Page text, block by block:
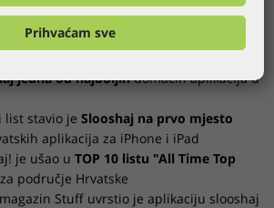
jedna od najboljihdomaćih aplikacija u
list stavio je Slooshaj na prvo mjesto
aplikacija za iPhone i iPad
je ušao u TOP 10 listu "All Time Top
za područje Hrvatske
Stuff uvrstio je aplikaciju slooshaj
Prihvaćam sve